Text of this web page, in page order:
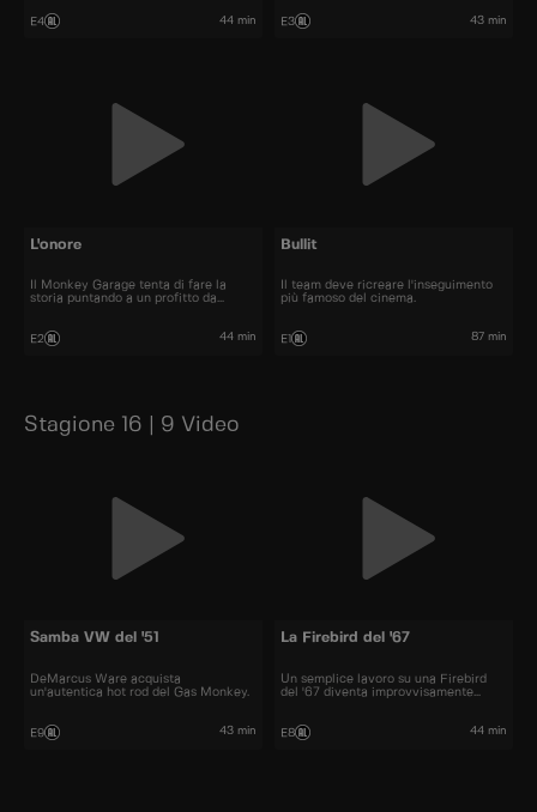
E4 44 min E3 43 min
L'onore
Il Monkey Garage tenta di fare la
storia puntando a un profitto da
E2 44 min
Bullit
Il team deve ricreare l'inseguimento
più famoso del cinema.
E1 87 min
Stagione 16 | 9 Video
Samba VW del '51
DeMarcus Ware acquista
un'autentica hot rod del Gas Monkey.
E9 43 min
La Firebird del '67
Un semplice lavoro su una Firebird
del '67 diventa improvvisamente
E8 44 min